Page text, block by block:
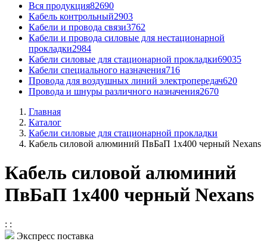
Вся продукция82690
Кабель контрольный2903
Кабели и провода связи3762
Кабели и провода силовые для нестационарной
прокладки2984
Кабели силовые для стационарной прокладки69035
Кабели специального назначения716
Провода для воздушных линий электропередач620
Провода и шнуры различного назначения2670
Главная
Каталог
Кабели силовые для стационарной прокладки
Кабель силовой алюминий ПвБаП 1x400 черный Nexans
Кабель силовой алюминий
ПвБаП 1x400 черный Nexans
: :
Экспресс поставка